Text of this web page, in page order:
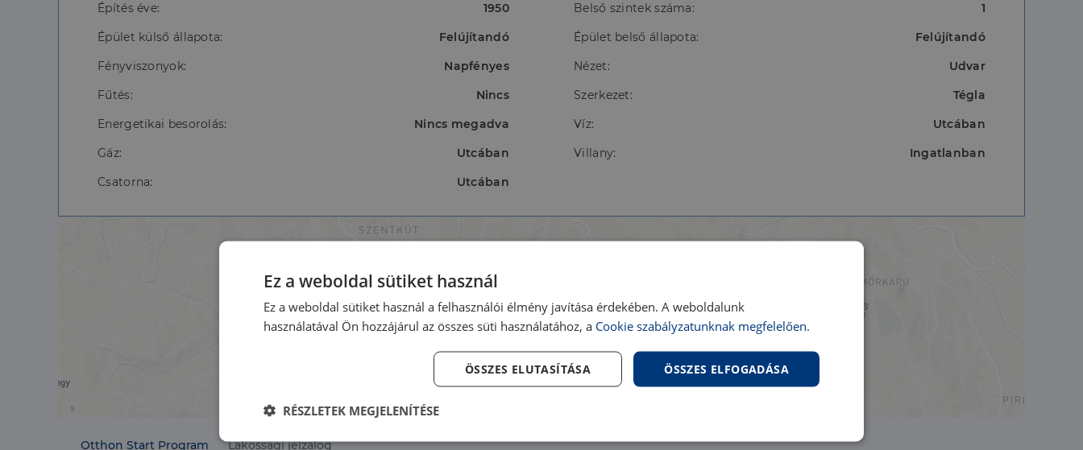
Építés éve: 1950 Belső szintek száma:
1
Épület külső állapota:
Felújítandó Épület belső állapota:
Felújítandó
Fényviszonyok:
Napfényes Nézet:
Udvar
Fűtés:
Nincs Szerkezet:
Tégla
Energetikai besorolás:
Nincs megadva Víz:
Utcában
Gáz:
Utcában Villany:
Ingatlanban
Csatorna:
Utcában
Otthon Start Program Lakossági jelzálog
Ez a weboldal sütiket használ
Ez a weboldal sütiket használ a felhasználói élmény javítása érdekében. A weboldalunk
használatával Ön hozzájárul az összes süti használatához, a Cookie szabályzatunknak megfelelően.
ÖSSZES ELFOGADÁSA
ÖSSZES ELUTASÍTÁSA
RÉSZLETEK MEGJELENÍTÉSE
Elengedhetetlenül
Teljesítmény Célzás Funkcionalitás